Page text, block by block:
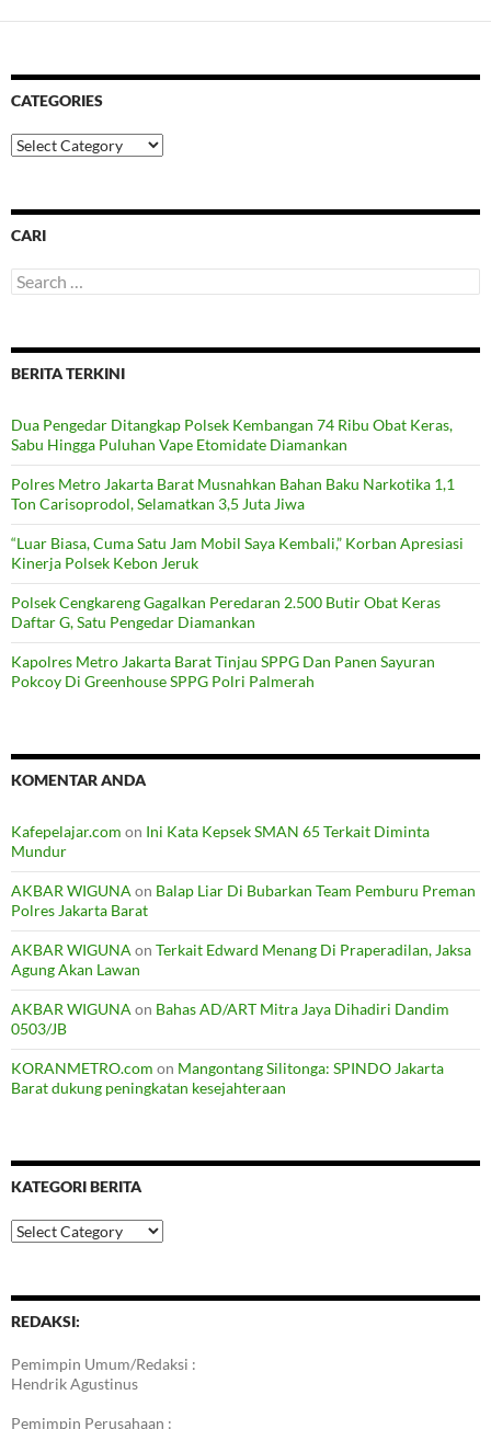
CATEGORIES
Categories
CARI
Search
for:
BERITA TERKINI
Dua Pengedar Ditangkap Polsek Kembangan 74 Ribu Obat Keras,
Sabu Hingga Puluhan Vape Etomidate Diamankan
Polres Metro Jakarta Barat Musnahkan Bahan Baku Narkotika 1,1
Ton Carisoprodol, Selamatkan 3,5 Juta Jiwa
“Luar Biasa, Cuma Satu Jam Mobil Saya Kembali,” Korban Apresiasi
Kinerja Polsek Kebon Jeruk
Polsek Cengkareng Gagalkan Peredaran 2.500 Butir Obat Keras
Daftar G, Satu Pengedar Diamankan
Kapolres Metro Jakarta Barat Tinjau SPPG Dan Panen Sayuran
Pokcoy Di Greenhouse SPPG Polri Palmerah
KOMENTAR ANDA
Kafepelajar.com on Ini Kata Kepsek SMAN 65 Terkait Diminta
Mundur
AKBAR WIGUNAon Balap Liar Di Bubarkan Team Pemburu Preman
Polres Jakarta Barat
AKBAR WIGUNAon Terkait Edward Menang Di Praperadilan, Jaksa
Agung Akan Lawan
AKBAR WIGUNAon Bahas AD/ART Mitra Jaya Dihadiri Dandim
0503/JB
KORANMETRO.com on Mangontang Silitonga: SPINDO Jakarta
Barat dukung peningkatan kesejahteraan
KATEGORI BERITA
Kategori
Berita
REDAKSI:
Pemimpin Umum/Redaksi :
Hendrik Agustinus
Pemimpin Perusahaan :